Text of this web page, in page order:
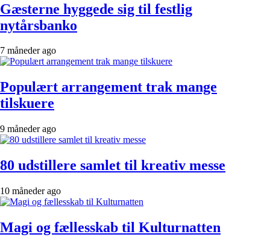
Gæsterne hyggede sig til festlig
nytårsbanko
7 måneder ago
Populært arrangement trak mange
tilskuere
9 måneder ago
80 udstillere samlet til kreativ messe
10 måneder ago
Magi og fællesskab til Kulturnatten